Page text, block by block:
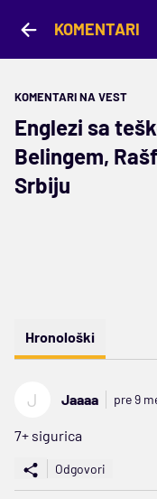
KOMENTARI
KOMENTARI NA VEST
Englezi sa
Belingem,
Srbiju
Hronološki
J Jaaaa pre 9
7+ sigurica
Odgovori